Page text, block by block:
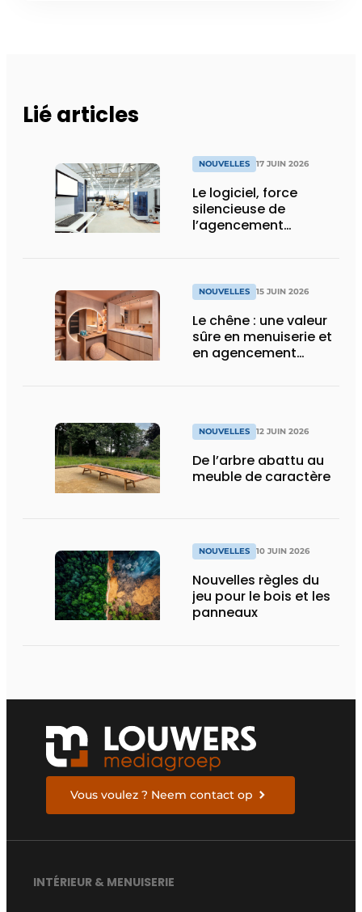
Lié articles
NOUVELLES 17 JUIN 2026
Le logiciel, force
silencieuse de
l’agencement
NOUVELLES 15 JUIN 2026
Le chêne : une valeur
sûre en menuiserie et
en agencement
NOUVELLES 12 JUIN 2026
De l’arbre abattu au
meuble de caractère
NOUVELLES 10 JUIN 2026
Nouvelles règles du
jeu pour le bois et les
panneaux
Vous voulez ? Neem contact op
INTÉRIEUR & MENUISERIE